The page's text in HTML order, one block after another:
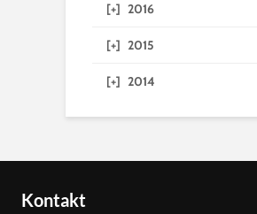
[+] 2016
[+] 2015
[+] 2014
Kontakt